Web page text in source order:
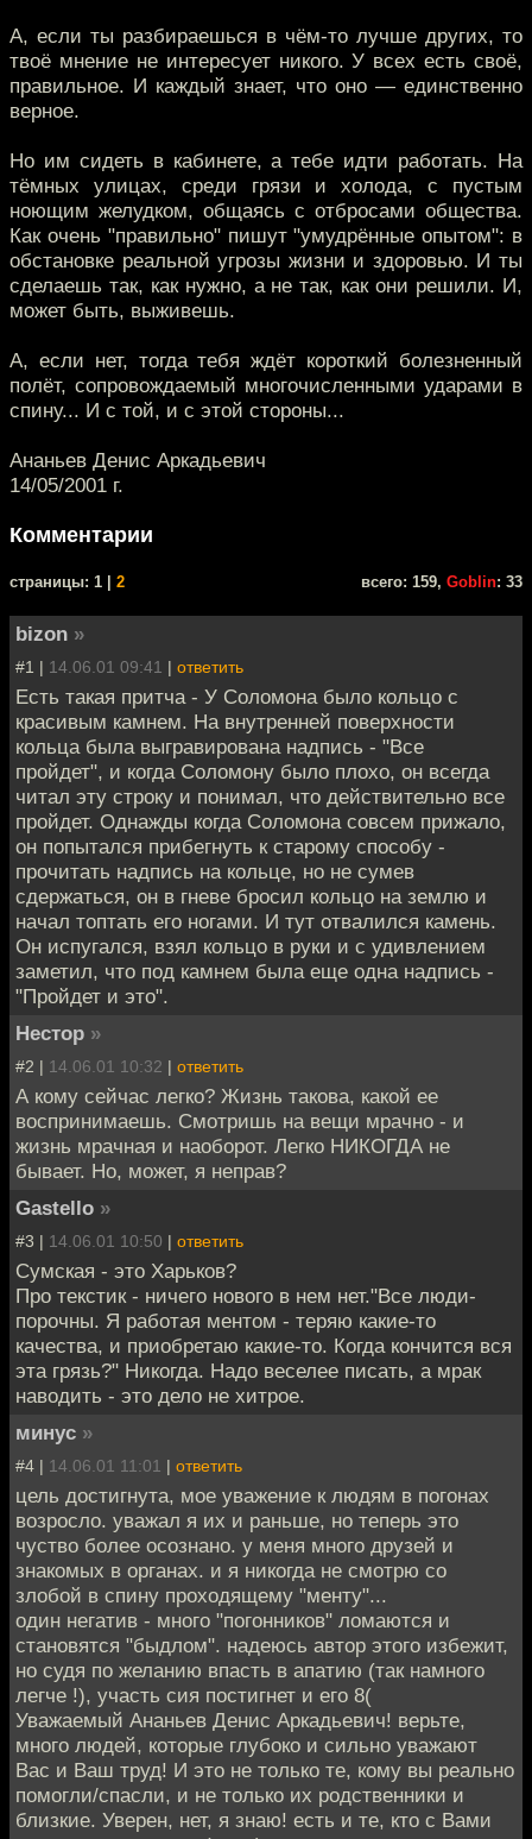
А, если ты разбираешься в чём-то лучше других, то
твоё мнение не интересует никого. У всех есть своё,
правильное. И каждый знает, что оно — единственно
верное.
Но им сидеть в кабинете, а тебе идти работать. На
тёмных улицах, среди грязи и холода, с пустым
ноющим желудком, общаясь с отбросами общества.
Как очень "правильно" пишут "умудрённые опытом": в
обстановке реальной угрозы жизни и здоровью. И ты
сделаешь так, как нужно, а не так, как они решили. И,
может быть, выживешь.
А, если нет, тогда тебя ждёт короткий болезненный
полёт, сопровождаемый многочисленными ударами в
спину... И с той, и с этой стороны...
Ананьев Денис Аркадьевич
14/05/2001 г.
Комментарии
cтраницы: 1 | 2 всего: 159, Goblin: 33
bizon »
#1 | 14.06.01 09:41 | ответить
Есть такая притча - У Соломона было кольцо с
красивым камнем. На внутренней поверхности
кольца была выгравирована надпись - "Все
пройдет", и когда Соломону было плохо, он всегда
читал эту строку и понимал, что действительно все
пройдет. Однажды когда Соломона совсем прижало,
он попытался прибегнуть к старому способу -
прочитать надпись на кольце, но не сумев
сдержаться, он в гневе бросил кольцо на землю и
начал топтать его ногами. И тут отвалился камень.
Он испугался, взял кольцо в руки и с удивлением
заметил, что под камнем была еще одна надпись -
"Пройдет и это".
Нестор »
#2 | 14.06.01 10:32 | ответить
А кому сейчас легко? Жизнь такова, какой ее
воспринимаешь. Смотришь на вещи мрачно - и
жизнь мрачная и наоборот. Легко НИКОГДА не
бывает. Но, может, я неправ?
Gastello »
#3 | 14.06.01 10:50 | ответить
Сумская - это Харьков?
Про текстик - ничего нового в нем нет."Все люди-
порочны. Я работая ментом - теряю какие-то
качества, и приобретаю какие-то. Когда кончится вся
эта грязь?" Никогда. Надо веселее писать, а мрак
наводить - это дело не хитрое.
минус »
#4 | 14.06.01 11:01 | ответить
цель достигнута, мое уважение к людям в погонах
возросло. уважал я их и раньше, но теперь это
чуство более осознано. у меня много друзей и
знакомых в органах. и я никогда не смотрю со
злобой в спину проходящему "менту"...
один негатив - много "погонников" ломаются и
становятся "быдлом". надеюсь автор этого избежит,
но судя по желанию впасть в апатию (так намного
легче !), участь сия постигнет и его 8(
Уважаемый Ананьев Денис Аркадьевич! верьте,
много людей, которые глубоко и сильно уважают
Вас и Ваш труд! И это не только те, кому вы реально
помогли/спасли, и не только их родственники и
близкие. Уверен, нет, я знаю! есть и те, кто с Вами